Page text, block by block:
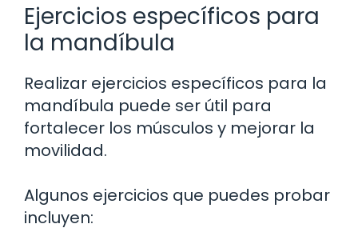
Ejercicios específicos para
la mandíbula
Realizar ejercicios específicos para la
mandíbula puede ser útil para
fortalecer los músculos y mejorar la
movilidad.
Algunos ejercicios que puedes probar
incluyen: